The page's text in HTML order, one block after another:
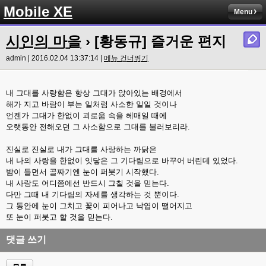
Mobile XE Menu
시인의 마을 › [황동규] 즐거운 편지
admin | 2016.02.04 13:37:14 | 메뉴 건너뛰기
내 그대를 사랑함은 항상 그대가 앉아있는 배경에서
해가 지고 바람이 부는 일처럼 사소한 일일 것이나
언젠가 그대가 한없이 괴로움 속을 헤매일 때에
오랫동안 전해오던 그 사소함으로 그대를 불러보리라.
진실로 진실로 내가 그대를 사랑하는 까닭은
내 나의 사랑을 한없이 잇닿은 그 기다림으로 바꾸어 버린데 있었다.
밤이 들면서 골짜기엔 눈이 퍼붓기 시작했다.
내 사랑도 어디쯤에선 반드시 그칠 것을 믿는다.
다만 그때 내 기다림의 자세를 생각하는 것 뿐이다.
그 동안에 눈이 그치고 꽃이 피어나고 낙엽이 떨어지고
또 눈이 퍼붓고 할 것을 믿는다.
댓글 쓰기